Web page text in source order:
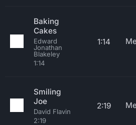
Baking
Cakes
Edward
Jonathan
Blakeley
1:14
1:14
Smiling
Joe
David Flavin
2:19
2:19